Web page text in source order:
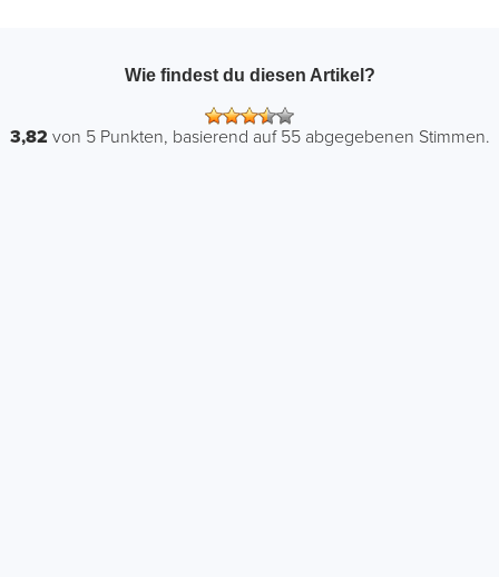
Wie findest du diesen Artikel?
3,82 von 5Punkten, basierend auf 55abgegebenen Stimmen.